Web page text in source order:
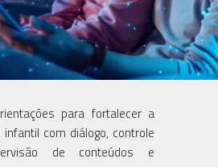
para fortalecer a
com diálogo, controle
de conteúdos e